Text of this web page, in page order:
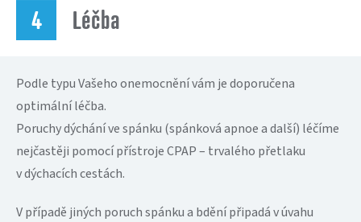
Léčba
Podle typu Vašeho onemocnění vám je doporučena
optimální léčba.
Poruchy dýchání ve spánku (spánková apnoe a další) léčíme
nejčastěji pomocí přístroje CPAP – trvalého přetlaku
v dýchacích cestách.
V případě jiných poruch spánku a bdění připadá v úvahu